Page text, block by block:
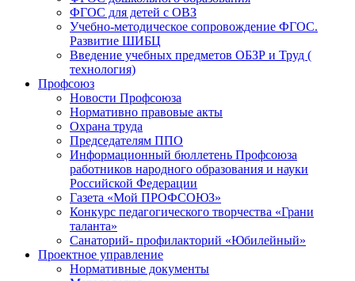
ФГОС для детей с ОВЗ
Учебно-методическое сопровождение ФГОС.
Развитие ШИБЦ
Введение учебных предметов ОБЗР и Труд (
технология)
Профсоюз
Новости Профсоюза
Нормативно правовые акты
Охрана труда
Председателям ППО
Информационный бюллетень Профсоюза
работников народного образования и науки
Российской Федерации
Газета «Мой ПРОФСОЮЗ»
Конкурс педагогического творчества «Грани
таланта»
Санаторий- профилакторий «Юбилейный»
Проектное управление
Нормативные документы